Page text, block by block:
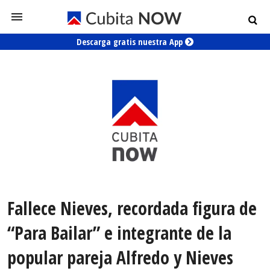
Descarga gratis nuestra App
Fallece Nieves, recordada figura de
“Para Bailar” e integrante de la
popular pareja Alfredo y Nieves